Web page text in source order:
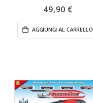
49,90 €
AGGIUNGI AL CARRELLO